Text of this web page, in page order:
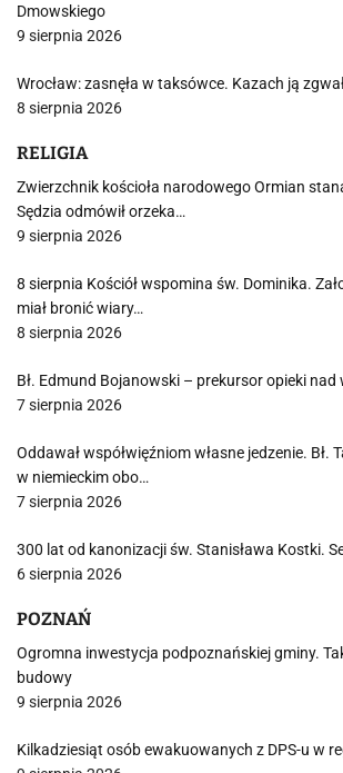
Dmowskiego
9 sierpnia 2026
Wrocław: zasnęła w taksówce. Kazach ją
8 sierpnia 2026
RELIGIA
Zwierzchnik kościoła narodowego Ormian
Sędzia odmówił orzeka…
9 sierpnia 2026
8 sierpnia Kościół wspomina św. Dominika.
miał bronić wiary…
8 sierpnia 2026
Bł. Edmund Bojanowski – prekursor opieki nad
7 sierpnia 2026
Oddawał współwięźniom własne jedzenie. Bł.
w niemieckim obo…
7 sierpnia 2026
300 lat od kanonizacji św. Stanisława Kostki.
6 sierpnia 2026
POZNAŃ
Ogromna inwestycja podpoznańskiej gminy.
budowy
9 sierpnia 2026
Kilkadziesiąt osób ewakuowanych z DPS-u w